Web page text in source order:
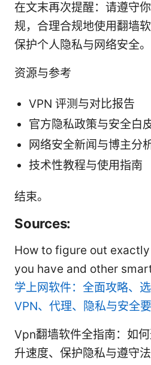
在文末再次提醒：请遵守
规，合理合规地使用翻墙
保护个人隐私与网络安全。
资源与参考
VPN 评测与对比报告
官方隐私政策与安全白
网络安全新闻与博主分
技术性教程与使用指南
结束。
Sources:
How to figure out
you have and other
学上网软件：全面攻略、选
VPN、代理、隐私与安全
Vpn翻墙软件全指南：如
升速度、保护隐私与遵守